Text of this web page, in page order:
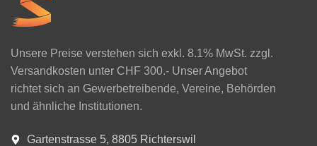
Unsere Preise verstehen sich exkl. 8.1% MwSt. zzgl.
Versandkosten unter CHF 300.- Unser Angebot
richtet sich an Gewerbetreibende, Vereine, Behörden
und ähnliche Institutionen.
Gartenstrasse 5, 8805 Richterswil